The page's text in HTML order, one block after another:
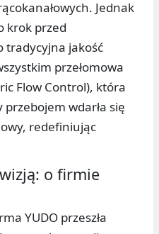
Jednak
krok przed
tradycyjna jakość
przełomowa
Flow Control), która
wdarła się
redefiniując
o firmie
YUDO przeszła